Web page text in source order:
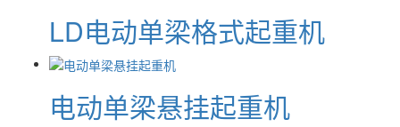
LD电动单梁格式起重机
电动单梁悬挂起重机